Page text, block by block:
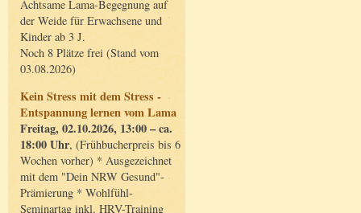
Achtsame Lama-Begegnung auf
der Weide für Erwachsene und
Kinder ab 3 J.
Noch 8 Plätze frei (Stand vom
03.08.2026)
Kein Stress mit dem Stress -
Entspannung lernen vom Lama
Freitag, 02.10.2026, 13:00 – ca.
18:00 Uhr, (Frühbucherpreis bis 6
Wochen vorher) * Ausgezeichnet
mit dem "Dein NRW Gesund"-
Prämierung * Wohlfühl-
Seminartag inkl. HRV-Training